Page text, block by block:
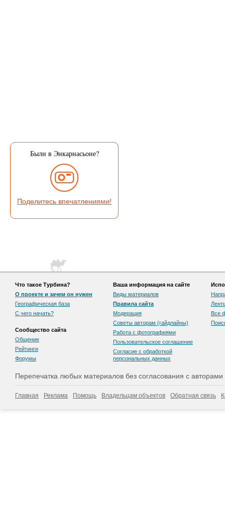
Были в Энкарнасьоне?
Поделитесь впечатлениями!
Что такое Турбина?
О проекте и зачем он нужен
Географическая база
С чего начать?
Сообщество сайта
Общение
Рейтинги
Форумы
Ваша информация на сайте
Виды материалов
Правила сайта
Модерация
Советы авторам (гайдлайны)
Работа с фотографиями
Пользовательскоe соглашение
Согласие с обработкой
персональных данных
Все
Перепечатка любых материалов без согласования с
Главная Реклама Помощь Владельцам объектов Обратная связь